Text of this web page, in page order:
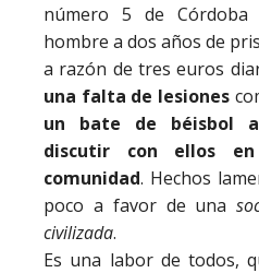
número 5 de
hombre a dos años de
a razón de tres euros
una falta de lesiones
un bate de béisbol
discutir con ellos
comunidad. Hechos
poco a favor de una
civilizada.
Es una labor de todos,